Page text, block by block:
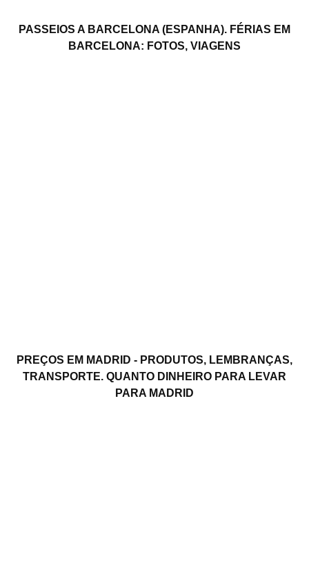
PASSEIOS A BARCELONA (ESPANHA). FÉRIAS EM
BARCELONA: FOTOS, VIAGENS
PREÇOS EM MADRID - PRODUTOS, LEMBRANÇAS,
TRANSPORTE. QUANTO DINHEIRO PARA LEVAR
PARA MADRID